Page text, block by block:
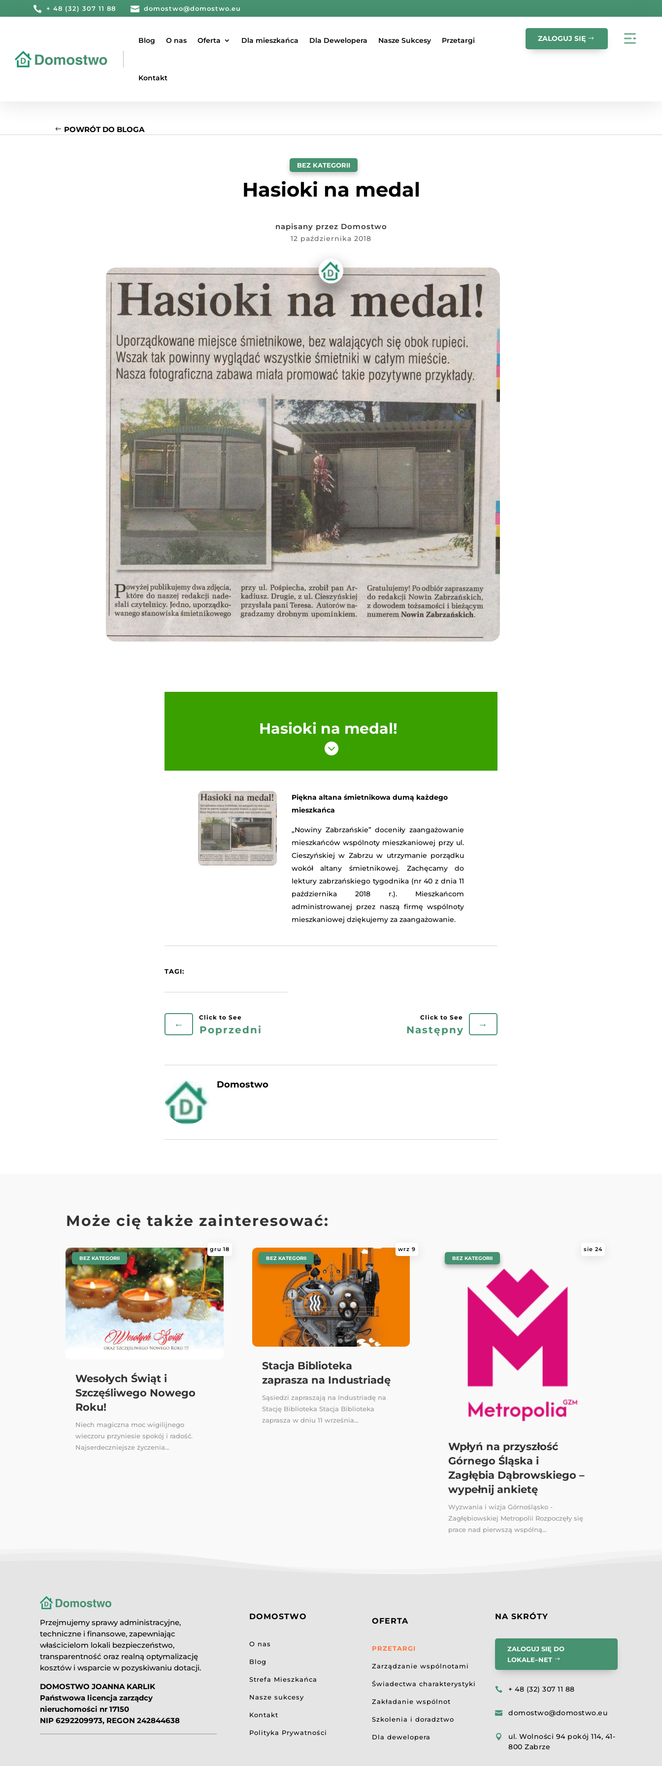
 + 48 (32) 307 11 88  domostwo@domostwo.eu
Blog O nas Oferta Dla mieszkańca Dla Dewelopera Nasze Sukcesy Przetargi
Kontakt
ZALOGUJ SIĘ
POWRÓT DO BLOGA
BEZ KATEGORII
Hasioki na medal
napisany przez Domostwo
12 października 2018
Hasioki na medal!

Piękna altana śmietnikowa dumą każdego
mieszkańca
„Nowiny Zabrzańskie” doceniły zaangażowanie
mieszkańców wspólnoty mieszkaniowej przy ul.
Cieszyńskiej w Zabrzu w utrzymanie porządku
wokół altany śmietnikowej. Zachęcamy do
lektury zabrzańskiego tygodnika (nr 40 z dnia 11
października 2018 r.). Mieszkańcom
administrowanej przez naszą firmę wspólnoty
mieszkaniowej dziękujemy za zaangażowanie.
TAGI:
←
Poprzedni Następny
→
Domostwo
Może cię także zainteresować:
Wesołych Świąt i
Szczęśliwego Nowego
Roku!
gru 18
BEZ KATEGORII
Niech magiczna moc wigilijnego
wieczoru przyniesie spokój i radość.
Najserdeczniejsze życzenia...
Stacja Biblioteka
zaprasza na Industriadę
wrz 9
BEZ KATEGORII
Sąsiedzi zapraszają na Industriadę na
Stację Biblioteka Stacja Biblioteka
zaprasza w dniu 11 września...
Wpłyń na przyszłość
Górnego Śląska i
Zagłębia Dąbrowskiego –
wypełnij ankietę
sie 24
BEZ KATEGORII
Wyzwania i wizja Górnośląsko -
Zagłębiowskiej Metropolii Rozpoczęły się
prace nad pierwszą wspólną...
Przejmujemy sprawy administracyjne,
techniczne i finansowe, zapewniając
właścicielom lokali bezpieczeństwo,
transparentność oraz realną optymalizację
kosztów i wsparcie w pozyskiwaniu dotacji.
DOMOSTWO JOANNA KARLIK
Państwowa licencja zarządcy
nieruchomości nr 17150
NIP 6292209973, REGON 242844638
DOMOSTWO
O nas
Blog
Strefa Mieszkańca
Nasze sukcesy
Kontakt
Polityka Prywatności
OFERTA
PRZETARGI
Zarządzanie wspólnotami
Świadectwa charakterystyki
Zakładanie wspólnot
Szkolenia i doradztwo
Dla dewelopera
NA SKRÓTY
ZALOGUJ SIĘ DO
LOKALE–NET
 + 48 (32) 307 11 88
 domostwo@domostwo.eu

ul. Wolności 94 pokój 114, 41-
800 Zabrze